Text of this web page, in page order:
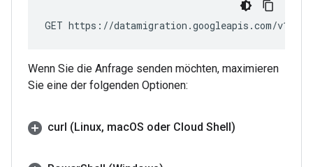
GET https://datamigration.googleapis.com/v1/
Wenn Sie die Anfrage senden möchten, maximieren
Sie eine der folgenden Optionen:
curl (Linux, macOS oder Cloud Shell)